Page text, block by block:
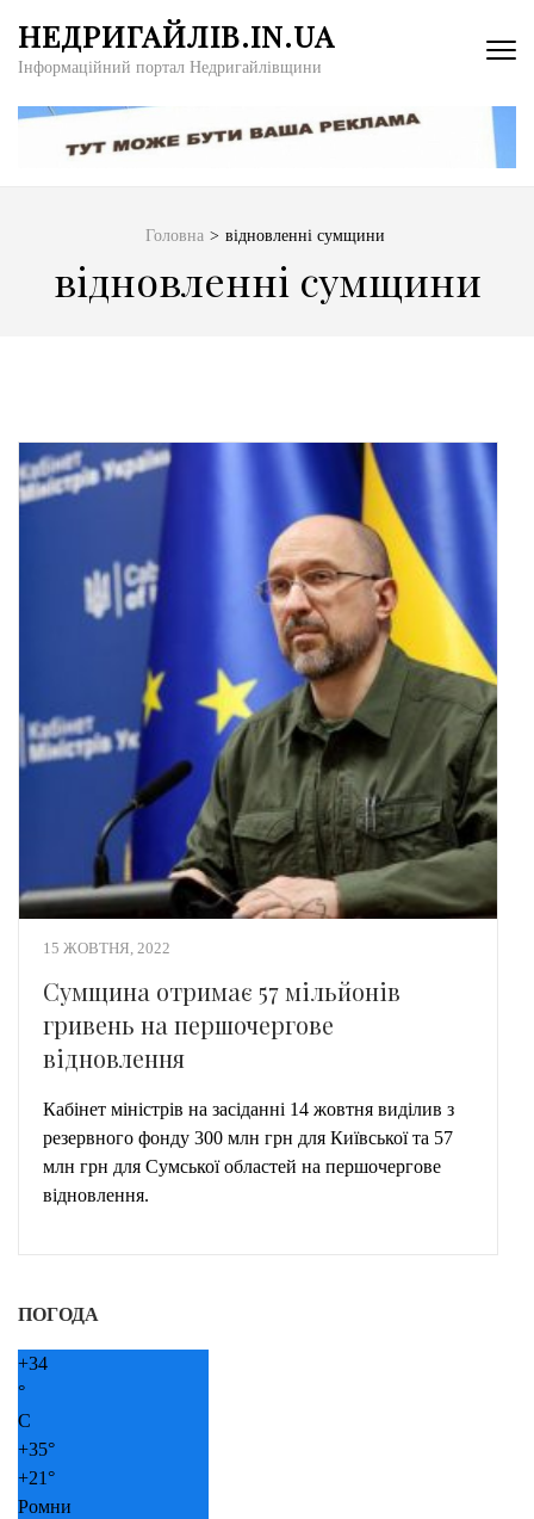
вмісту
Enter)
НЕДРИГАЙЛІВ.IN.UA
Інформаційний портал Недригайлівщини
Головна > відновленні сумщини
відновленні сумщини
15 ЖОВТНЯ, 2022
Сумщина отримає 57 мільйонів
гривень на першочергове
відновлення
Кабінет міністрів на засіданні 14 жовтня виділив з
резервного фонду 300 млн грн для Київської та 57
млн грн для Сумської областей на першочергове
відновлення.
ПОГОДА
+34
°
C
+35°
+21°
Ромни